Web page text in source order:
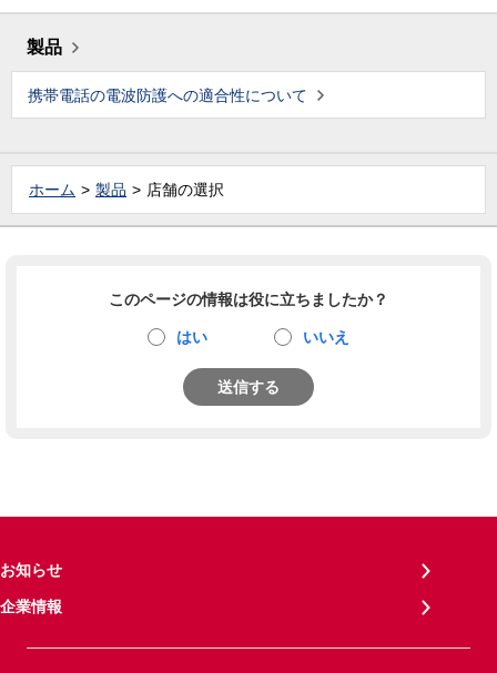
製品
携帯電話の電波防護への適合性について
ホーム 製品 店舗の選択
このページの情報は役に立ちましたか？
はい いいえ
送信する
お知らせ
企業情報